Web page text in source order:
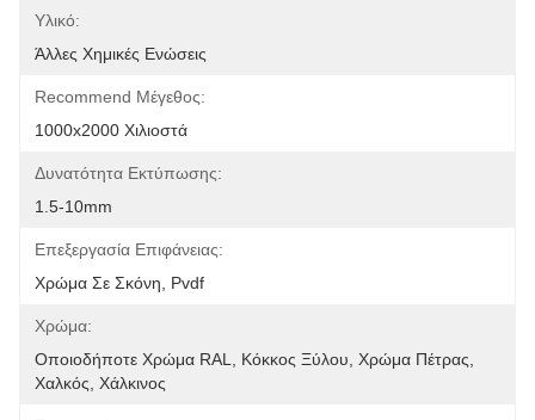
Υλικό:
Άλλες Χημικές Ενώσεις
Recommend Μέγεθος:
1000x2000 Χιλιοστά
Δυνατότητα Εκτύπωσης:
1.5-10mm
Επεξεργασία Επιφάνειας:
Χρώμα Σε Σκόνη, Pvdf
Χρώμα:
Οποιοδήποτε Χρώμα RAL, Κόκκος Ξύλου, Χρώμα Πέτρας,
Χαλκός, Χάλκινος